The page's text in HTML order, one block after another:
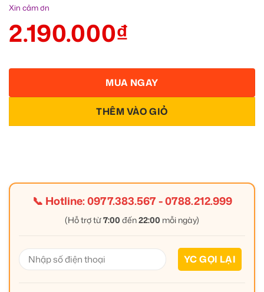
Xin cảm ơn
2.190.000₫
THÊM VÀO GIỎ
MUA NGAY
📞 Hotline:0977.383.567-0788.212.999
(Hỗ trợ từ7:00 đến22:00 mỗi ngày)